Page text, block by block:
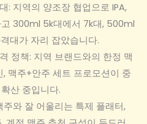
: 지역의 양조장 협업으로 IPA,
300ml 5k대에서 7k대, 500ml
대가 자리 잡았습니다.
정책: 지역 브랜드와의 한정 맥
맥주+안주 세트 프로모션이 중
산 중입니다.
와 잘 어울리는 특제 플래터,